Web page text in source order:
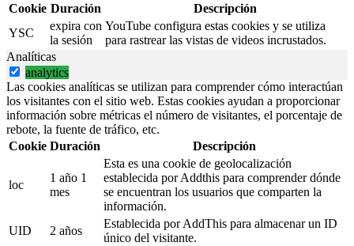
Cookie Duración
Descripción
YSC
expira con
la sesión
YouTube configura estas cookies y se utiliza
para rastrear las vistas de videos incrustados.
Analíticas
analytics
Las cookies analíticas se utilizan para comprender cómo interactúan
los visitantes con el sitio web. Estas cookies ayudan a proporcionar
información sobre métricas el número de visitantes, el porcentaje de
rebote, la fuente de tráfico, etc.
Cookie Duración Descripción
loc
1 año 1
mes
Esta es una cookie de geolocalización
establecida por Addthis para comprender dónde
se encuentran los usuarios que comparten la
información.
UID
2 años
Establecida por AddThis para almacenar un ID
único del visitante.